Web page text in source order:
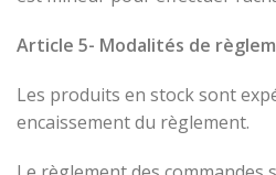
Article 5- Modalités de
Les produits en stock sont
encaissement du règlement.